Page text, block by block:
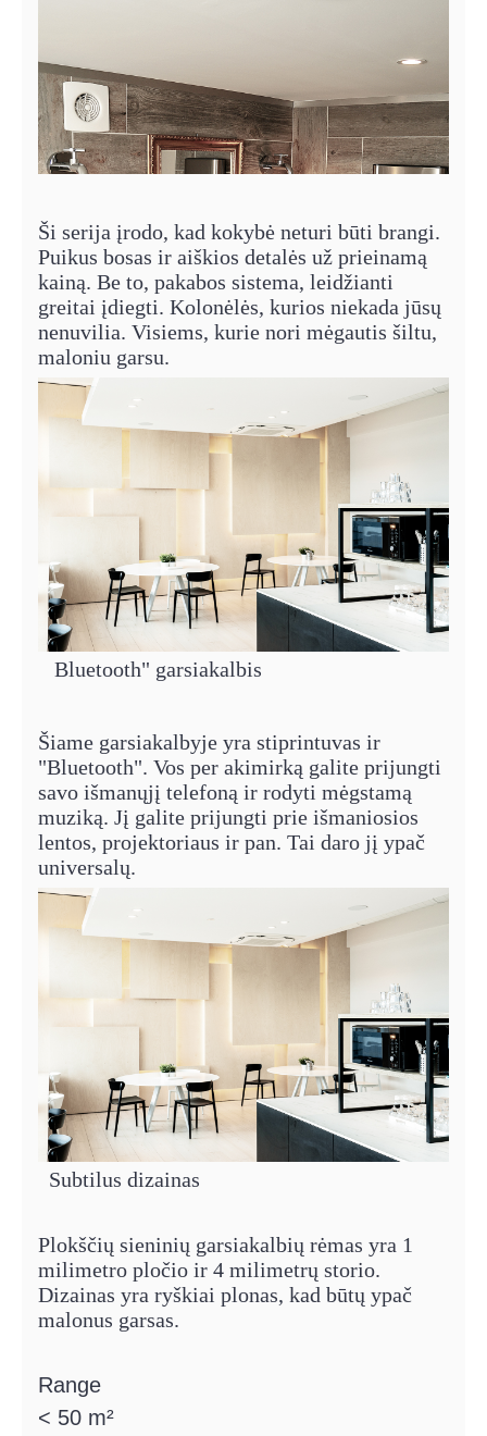
Ši serija įrodo, kad kokybė neturi būti brangi.
Puikus bosas ir aiškios detalės už prieinamą
kainą. Be to, pakabos sistema, leidžianti
greitai įdiegti. Kolonėlės, kurios niekada jūsų
nenuvilia. Visiems, kurie nori mėgautis šiltu,
maloniu garsu.
Bluetooth" garsiakalbis
Šiame garsiakalbyje yra stiprintuvas ir
"Bluetooth". Vos per akimirką galite prijungti
savo išmanųjį telefoną ir rodyti mėgstamą
muziką. Jį galite prijungti prie išmaniosios
lentos, projektoriaus ir pan. Tai daro jį ypač
universalų.
Subtilus dizainas
Plokščių sieninių garsiakalbių rėmas yra 1
milimetro pločio ir 4 milimetrų storio.
Dizainas yra ryškiai plonas, kad būtų ypač
malonus garsas.
Range
< 50 m²